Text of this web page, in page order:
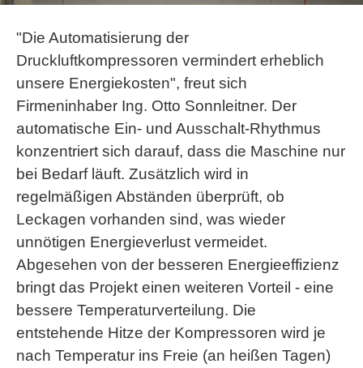
"Die Automatisierung der
Druckluftkompressoren vermindert erheblich
unsere Energiekosten", freut sich
Firmeninhaber Ing. Otto Sonnleitner. Der
automatische Ein- und Ausschalt-Rhythmus
konzentriert sich darauf, dass die Maschine nur
bei Bedarf läuft. Zusätzlich wird in
regelmäßigen Abständen überprüft, ob
Leckagen vorhanden sind, was wieder
unnötigen Energieverlust vermeidet.
Abgesehen von der besseren Energieeffizienz
bringt das Projekt einen weiteren Vorteil - eine
bessere Temperaturverteilung. Die
entstehende Hitze der Kompressoren wird je
nach Temperatur ins Freie (an heißen Tagen)